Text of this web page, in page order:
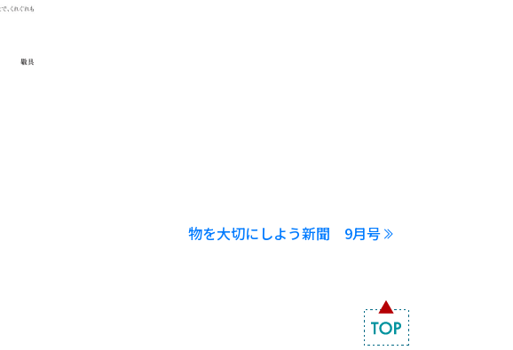
物を大切にしよう新聞 9月号